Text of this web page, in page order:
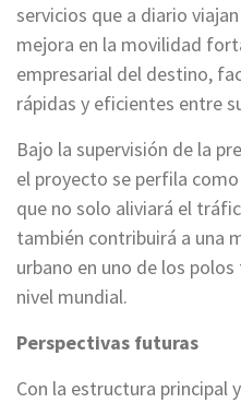
servicios que a diario
mejora en la movilidad
empresarial del destino,
rápidas y eficientes entre
Bajo la supervisión de la
el proyecto se perfila
que no solo aliviará el
también contribuirá a una
urbano en uno de los
nivel mundial.
Perspectivas futuras
Con la estructura principal